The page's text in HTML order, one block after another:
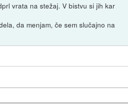
vrata na stežaj. V bistvu si jih kar
da menjam, če sem slučajno na